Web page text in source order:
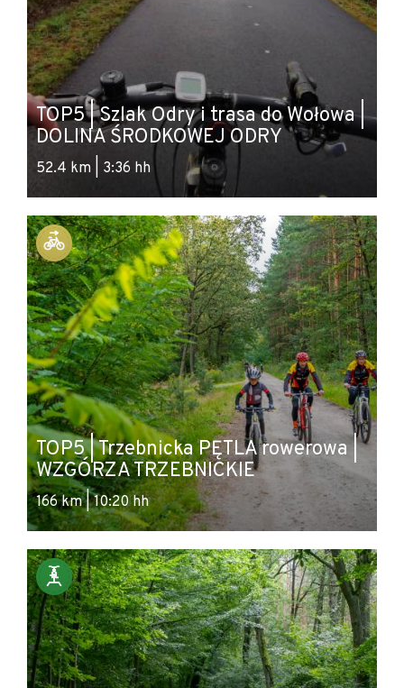
TOP5 | Szlak Odry i trasa do Wołowa |
DOLINA ŚRODKOWEJ ODRY
52.4 km | 3:36 hh
TOP5 | Trzebnicka PĘTLA rowerowa |
WZGÓRZA TRZEBNICKIE
166 km | 10:20 hh